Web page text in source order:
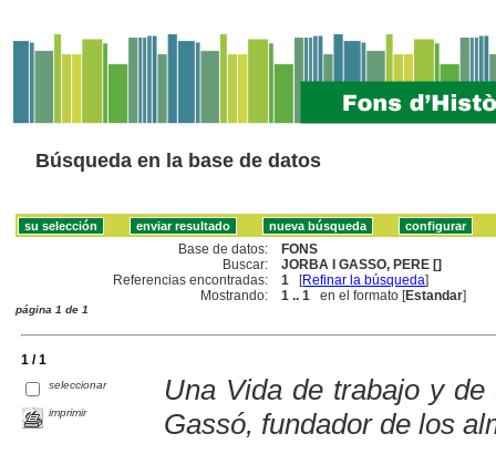
Búsqueda en la base de datos
Base de datos:
FONS
Buscar:
JORBA I GASSO, PERE []
Referencias encontradas:
1 [Refinar la búsqueda]
Mostrando:
1 .. 1 en el formato [Estandar]
página 1 de 1
1 / 1
seleccionar
imprimir
Una Vida de trabajo y
Gassó, fundador de los